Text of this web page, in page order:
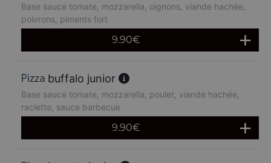
Base sauce tomate, mozzarella, oignons, viande hachée,
poivrons, piments fort
9.90€
buffalo junior
Base sauce tomate, mozzarella, poulet, viande hachée,
raclette, sauce barbecue
9.90€